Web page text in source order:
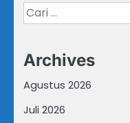
Cari
untuk:
Archives
Agustus 2026
Juli 2026